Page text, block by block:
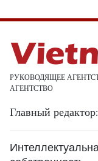
РУКОВОДЯЩЕЕ
АГЕНТСТВО
Главный